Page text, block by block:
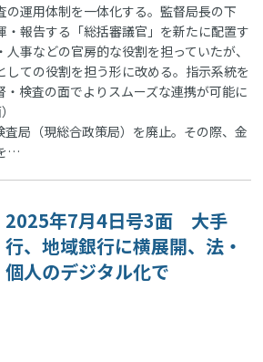
運用体制を一体化する。監督局長の下
・報告する「総括審議官」を新たに配置す
事などの官房的な役割を担っていたが、
しての役割を担う形に改める。指示系統を
・検査の面でよりスムーズな連携が可能に
局（現総合政策局）を廃止。その際、金
…
2025年7月4日号3面 大手
行、地域銀行に横展開、法・
個人のデジタル化で